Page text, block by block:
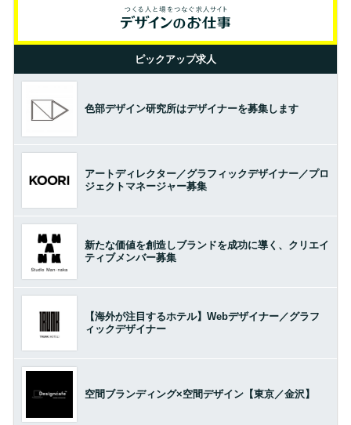
ピックアップ求人
色部デザイン研究所はデザイナーを募集します
アートディレクター／グラフィックデザイナー／プロ
ジェクトマネージャー募集
新たな価値を創造しブランドを成功に導く、クリエイ
ティブメンバー募集
【海外が注目するホテル】Webデザイナー／グラフ
ィックデザイナー
空間ブランディング×空間デザイン【東京／金沢】